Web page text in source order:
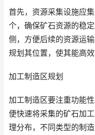
首先，资源采集设施应
个，确保矿石资源的稳
侧，方便后续的资源运
规划其位置，使其能高
加工制造区规划
加工制造区要注重功能
便快速将采集的矿石加
理分布，不同类型的制